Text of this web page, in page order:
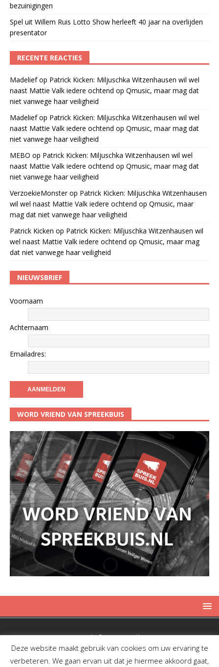
bezuinigingen
Spel uit Willem Ruis Lotto Show herleeft 40 jaar na overlijden
presentator
RECENTE REACTIES
Madeliefop Patrick Kicken: Miljuschka Witzenhausen wil wel
naast Mattie Valk iedere ochtend op Qmusic, maar mag dat
niet vanwege haar veiligheid
Madeliefop Patrick Kicken: Miljuschka Witzenhausen wil wel
naast Mattie Valk iedere ochtend op Qmusic, maar mag dat
niet vanwege haar veiligheid
MEBO op Patrick Kicken: Miljuschka Witzenhausen wil wel
naast Mattie Valk iedere ochtend op Qmusic, maar mag dat
niet vanwege haar veiligheid
VerzoekieMonsterop Patrick Kicken: Miljuschka Witzenhausen
wil wel naast Mattie Valk iedere ochtend op Qmusic, maar
mag dat niet vanwege haar veiligheid
Patrick Kicken op Patrick Kicken: Miljuschka Witzenhausen wil
wel naast Mattie Valk iedere ochtend op Qmusic, maar mag
dat niet vanwege haar veiligheid
NIEUWSBRIEF
Voornaam
Achternaam
Emailadres:
WORD VRIEND VAN SPREEKBUIS
Copyright © 2019 Spreekbuis
Deze website maakt gebruik van cookies om uw ervaring te
verbeteren. We gaan ervan uit dat je hiermee akkoord gaat,